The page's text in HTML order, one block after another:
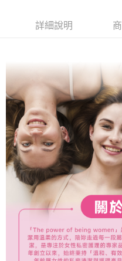
３．未成年的使用者請事先徵得
「AFTEE先享後付」，若未經同
５．嚴禁一人註冊多個帳號或使
恩沛科技股份有限公司將有權停
宅配(本島)
付款後寶雅門市自取(由倉庫統
每筆NT$80，滿NT$290(含以
詳細說明